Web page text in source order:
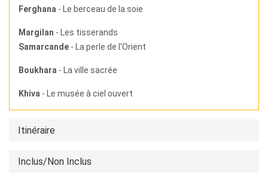
Ferghana - Le berceau de la soie
Margilan - Les tisserands
Samarcande - La perle de l'Orient
Boukhara - La ville sacrée
Khiva - Le musée à ciel ouvert
Itinéraire
Inclus/Non Inclus